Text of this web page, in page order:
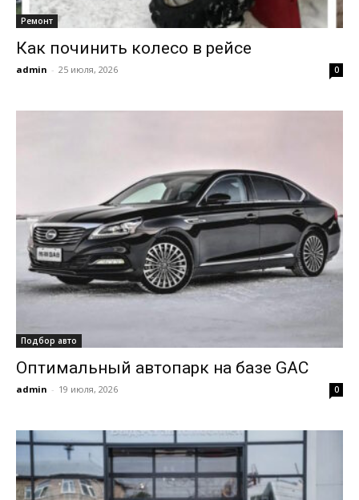
Ремонт
Как починить колесо в рейсе
admin - 25 июля, 2026 0
Подбор авто
Оптимальный автопарк на базе GAC
admin - 19 июля, 2026 0